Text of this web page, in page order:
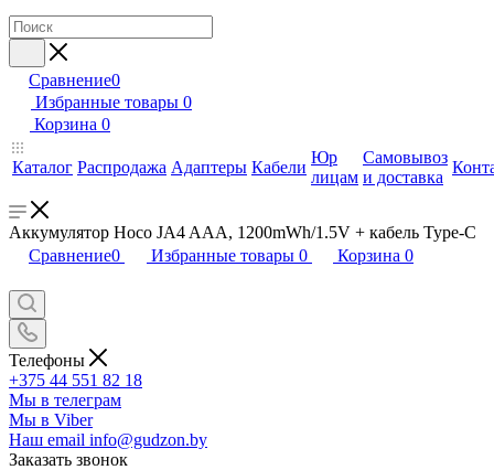
Сравнение0
Избранные товары 0
Корзина 0
Каталог Распродажа Адаптеры Кабели
Юр
лицам
Самовывоз
и доставка
Аккумулятор Hoco JA4 AAA, 1200mWh/1.5V + кабель Type-C
Сравнение0 Избранные товары 0 Корзина 0
Телефоны
+375 44 551 82 18
Мы в телеграм
Мы в Viber
Наш email info@gudzon.by
Заказать звонок